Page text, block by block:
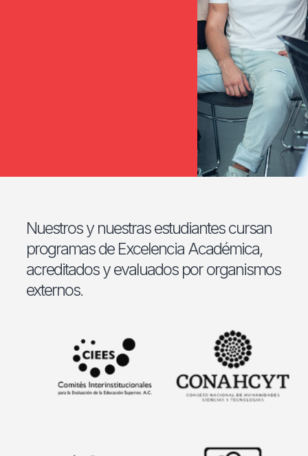
Nuestros y nuestras estudiantes cursan
programas de Excelencia Académica,
acreditados y evaluados por organismos
externos.